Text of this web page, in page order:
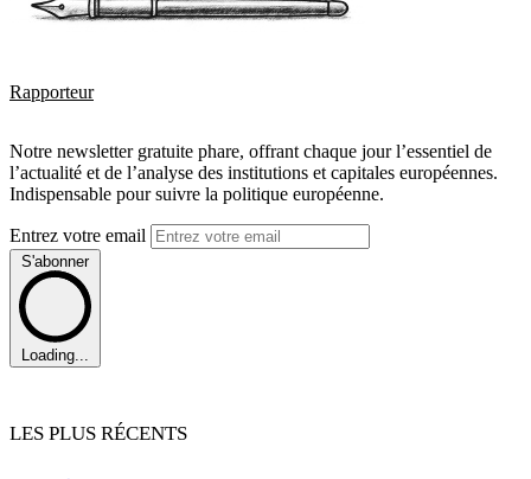
Rapporteur
Notre newsletter gratuite phare, offrant chaque jour l’essentiel de
l’actualité et de l’analyse des institutions et capitales européennes.
Indispensable pour suivre la politique européenne.
Entrez votre email
S'abonner
Loading...
LES PLUS RÉCENTS